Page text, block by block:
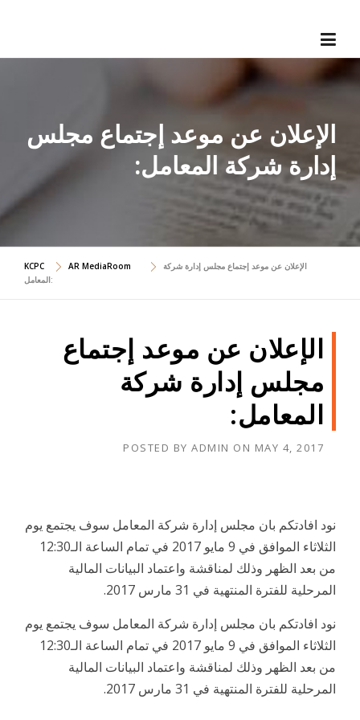
الإعلان عن موعد إجتماع مجلس
إدارة شركة المعامل:
KCPC AR MediaRoom
الإعلان عن موعد إجتماع مجلس إدارة شركة
المعامل:
الإعلان عن موعد إجتماع
مجلس إدارة شركة
المعامل:
POSTED BY ADMIN ON MAY 4, 2017
نود افادتكم بان مجلس إدارة شركة المعامل سوف يجتمع يوم
الثلاثاء الموافق في 9 مايو 2017 في تمام الساعة الـ12:30
من بعد الظهر وذلك لمناقشة واعتماد البيانات المالية
المرحلية للفترة المنتهية في 31 مارس 2017.
نود افادتكم بان مجلس إدارة شركة المعامل سوف يجتمع يوم
الثلاثاء الموافق في 9 مايو 2017 في تمام الساعة الـ12:30
من بعد الظهر وذلك لمناقشة واعتماد البيانات المالية
المرحلية للفترة المنتهية في 31 مارس 2017.